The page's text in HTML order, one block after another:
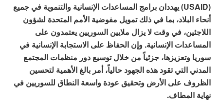
(USAID) يهددان برامج المساعدات الإنسانية والتنموية في جميع
أنحاء البلاد، بما في ذلك تمويل مفوضية الأمم المتحدة لشؤون
اللاجئين، في وقت لا يزال ملايين السوريين يعتمدون على
المساعدات الإنسانية. وإن الحفاظ على الاستجابة الإنسانية في
سوريا وتعزيزها، جزئياً من خلال توسيع دور منظمات المجتمع
المدني التي تقود هذه الجهود حالياً، أمر بالغ الأهمية لتحسين
الظروف على الأرض وتحقيق عودة واسعة النطاق للسوريين في
نهاية المطاف.